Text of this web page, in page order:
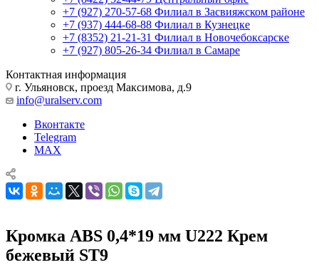
+7 (927) 270-57-68 Филиал в Засвияжском районе
+7 (937) 444-68-88 Филиал в Кузнецке
+7 (8352) 21-21-31 Филиал в Новочебоксарске
+7 (927) 805-26-34 Филиал в Самаре
Контактная информация
г. Ульяновск, проезд Максимова, д.9
info@uralserv.com
Вконтакте
Telegram
MAX
Кромка ABS 0,4*19 мм U222 Крем
бежевый ST9